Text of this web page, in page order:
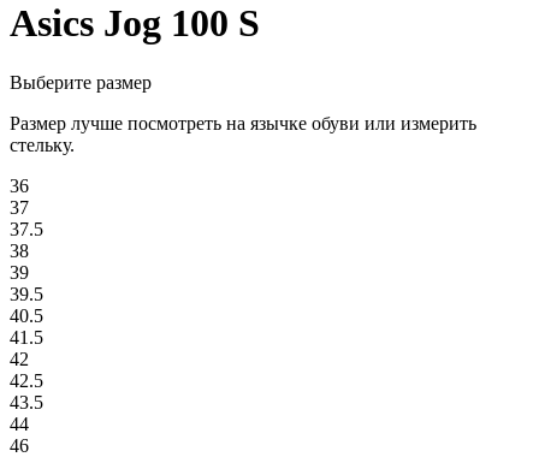
Asics Jog 100 S
Выберите размер
Размер лучше посмотреть на язычке обуви или измерить
стельку.
36
37
37.5
38
39
39.5
40.5
41.5
42
42.5
43.5
44
46